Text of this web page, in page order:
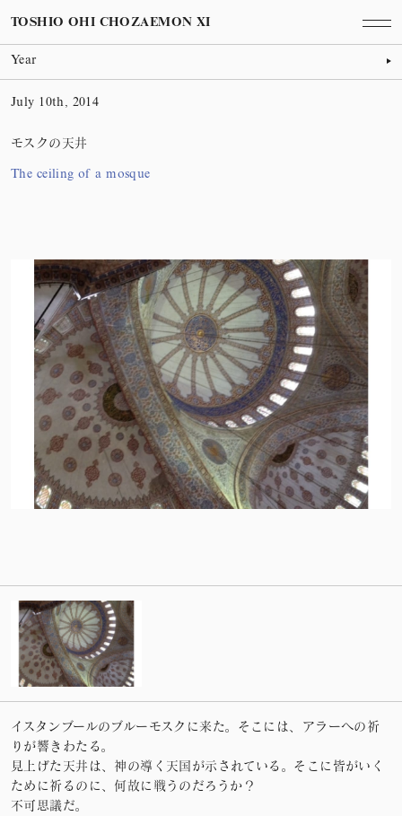
TOSHIO OHI CHOZAEMON XI
Year
July 10th, 2014
モスクの天井
The ceiling of a mosque
イスタンブールのブルーモスクに来た。そこには、アラーへの祈
りが響きわたる。
見上げた天井は、神の導く天国が示されている。そこに皆がいく
ために祈るのに、何故に戦うのだろうか？
不可思議だ。